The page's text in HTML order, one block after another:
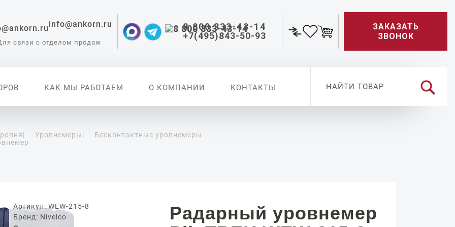
info@ankorn.ru
связи с отделом продаж
8 800 333-43-14
+7(495)843-50-93
ЗАКАЗАТЬ
ЗВОНОК
КАК МЫ РАБОТАЕМ О КОМПАНИИ КОНТАКТЫ
для
| Уровнемеры|
Бесконтактные уровнемеры
Артикул: WEW-215-8
Бренд: Nivelco
Радарный уровнемер